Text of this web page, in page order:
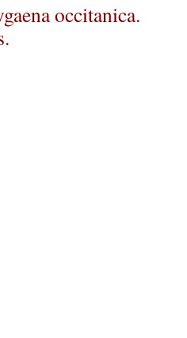
occitanica.